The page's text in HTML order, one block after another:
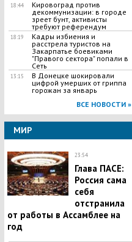
18:44
Кировоград против
декоммунизации: в городе
зреет бунт, активисты
требуют референдум
18:19
Кадры избиения и
расстрела туристов на
Закарпатье боевиками
"Правого сектора" попали в
Сеть
13:15
В Донецке шокировали
цифрой умерших от гриппа
горожан за январь
ВСЕ НОВОСТИ »
МИР
23:54
Глава ПАСЕ:
Россия сама
себя
отстранила
от работы в Ассамблее на
год